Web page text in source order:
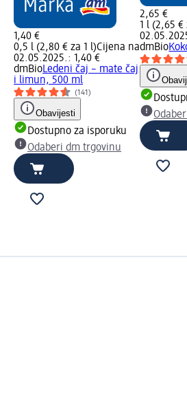
1,40 €
0,5 l (2,80 € za 1 l)Cijena na
02.05.2025.: 1,40 €
dmBioLedeni čaj – mate čaj
i limun, 500 ml
(141)
Obavijesti
Dostupno za isporuku
Odaberi dm trgovinu
2,65 €
1 l (2,65 €
dmBio